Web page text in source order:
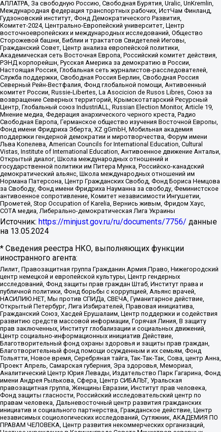
АЛЛАТРА, За свободную Россию, Свободная Бурятия, Uralic, UnKremlin,
Международная федерация транспортных рабочих, ИстЧам Финланд,
Гудзоновский институт, Фонд Демократического Развития,
Комитет-2024, Центрально-Европейский университет, Центр
восточноевропейских и международных исследований, Общество
Сторожевой башни, Библии и трактатов Свидетелей Иеговы,
Гражданский Совет, Центр анализа европейской политики,
Академическая сеть Восточная Европа, Российский комитет действия,
РЭНД корпорейшн, Русская Америка за демократию в России,
Настоящая Россия, Глобальная сеть журналистов-расследователей,
Служба поддержки, Свободная Россия Берлин, Свободная Россия
Северный Рейн-Вестфалия, Фонд глобальной помощи, Антивоенный
комитет России, Russie-Libertes, La Asocicion de Rusos Libres, Союз за
возвращение Северных территорий, Крымскотатарский Ресурсный
Центр, Глобальный союз IndustriALL, Russian Election Monitor, Article 19,
Мнение медиа, Федерация анархического черного креста, Радио
Свободная Европа, Германское общество изучения Восточной Европы,
Фонд имени Фридриха Эберта, XZ gGmbH, Мобильная академия
поддержки гендерной демократии и миротворчества, Форум имени
Льва Копелева, American Councils for International Education, Cultural
Vistas, Institute of International Education, Антивоенное движение Антальи,
Открытый диалог, Школа международных отношений и
государственной политики им Питера Мунка, Российско-канадский
демократический альянс, Школа международных отношений им
Нормана Патерсона, Центр Гражданских Свобод, Фонд Бориса Немцова
за Свободу, Фонд имени Фридриха Науманна за свободу, Феминистское
антивоенное сопротивление, Комитет независимости Ингушетии,
Прометей, Stop Occupation of Karelia, Вернись живым, Фридом Хаус,
СОТА медиа, Либерально-демократическая Лига Украины
Источник: https://minjust.gov.ru/ru/documents/7756/ данные
на 13.05.2024
* Сведения реестра НКО, выполняющих функции
иностранного агента:
Лилит, Правозащитная группа Гражданин.Армия.Право, Нижегородский
центр немецкой и европейской культуры, Центр гендерных
исследований, Фонд защиты прав граждан Штаб, Институт права и
публичной политики, Фонд борьбы с коррупцией, Альянс врачей,
НАСИЛИЮ.НЕТ, Мы против СПИДа, СВЕЧА, Гуманитарное действие,
Открытый Петербург, Лига Избирателей, Правовая инициатива,
Гражданский Союз, Хасдей Ерушалаим, Центр поддержки и содействия
развитию средств массовой информации, Горячая Линия, В защиту
прав заключенных, Институт глобализации и социальных движений,
Центр социально-информационных инициатив Действие,
Благотворительный фонд охраны здоровья и защиты прав граждан,
Благотворительный фонд помощи осужденным и их семьям, Фонд
Тольятти, Новое время, Серебряная тайга, Так-Так-Так, Сова, центр Анна,
Проект Апрель, Самарская губерния, Эра здоровья, Мемориал,
Аналитический Центр Юрия Левады, Издательство Парк Гагарина, Фонд
имени Андрея Рылькова, Сфера, Центр СИБАЛЬТ, Уральская
правозащитная группа, Женщины Евразии, Институт прав человека,
Фонд защиты гласности, Российский исследовательский центр по
правам человека, Дальневосточный центр развития гражданских
инициатив и социального партнерства, Гражданское действие, Центр
независимых социологических исследований, Сутяжник, АКАДЕМИЯ ПО
ПРАВАМ ЧЕЛОВЕКА, Центр развития некоммерческих организаций,